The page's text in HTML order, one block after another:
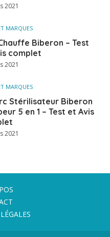
2021
MARQUES
Biberon – Test
complet
2021
MARQUES
Stérilisateur Biberon
5 en 1 – Test et Avis
2021